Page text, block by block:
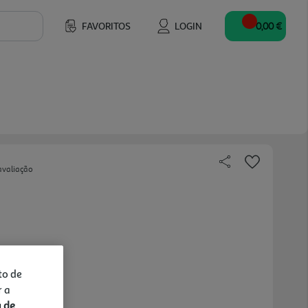
FAVORITOS LOGIN 0,00 €
de
a
de